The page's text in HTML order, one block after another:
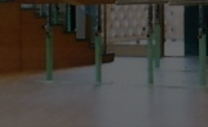
0256-91-3333